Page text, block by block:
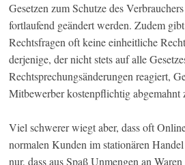
Gesetzen zum Schutze des
fortlaufend geändert werden. Zudem
Rechtsfragen oft keine einheitliche
derjenige, der nicht stets auf alle
Rechtsprechungsänderungen reagiert,
Mitbewerber kostenpflichtig abgemahnt
Viel schwerer wiegt aber, dass oft
normalen Kunden im stationären
nur, dass aus Spaß Unmengen an